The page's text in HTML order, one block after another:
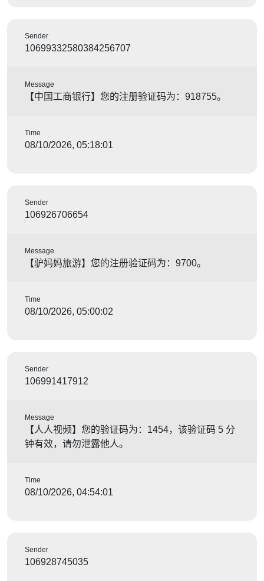
Sender
10699332580384256707
Message
【中国工商银行】您的注册验证码为：918755。
Time
08/10/2026, 05:18:01
Sender
106926706654
Message
【驴妈妈旅游】您的注册验证码为：9700。
Time
08/10/2026, 05:00:02
Sender
106991417912
Message
【人人视频】您的验证码为：1454，该验证码 5 分
钟有效，请勿泄露他人。
Time
08/10/2026, 04:54:01
Sender
106928745035